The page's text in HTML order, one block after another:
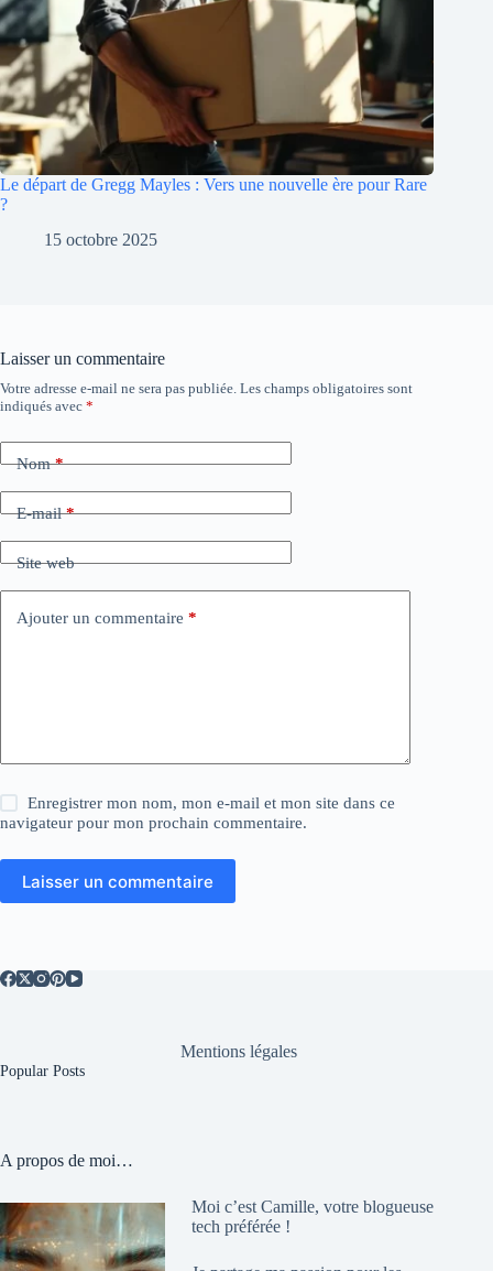
Le départ de Gregg Mayles : Vers une nouvelle ère pour Rare
?
15 octobre 2025
Laisser un commentaire
Votre adresse e-mail ne sera pas publiée. Les champs obligatoires sont
indiqués avec *
Nom*
E-mail*
Site web
Ajouter un commentaire *
Enregistrer mon nom, mon e-mail et mon site dans ce
navigateur pour mon prochain commentaire.
Laisser un commentaire
A
l
r
n
a
v
e
Mentions légales
Popular Posts
A propos de moi…
Moi c’est Camille, votre blogueuse
tech préférée !